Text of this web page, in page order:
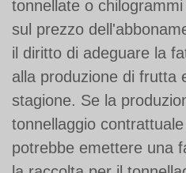
tonnellate o
sul prezzo
il diritto di adeguare la
alla produzione di frutta
stagione. Se la
tonnellaggio
potrebbe emettere una